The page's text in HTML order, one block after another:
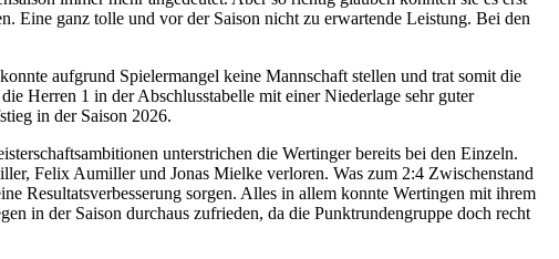
Eine ganz tolle und vor der Saison nicht zu erwartende Leistung. Bei den
aufgrund Spielermangel keine Mannschaft stellen und trat somit die
Herren 1 in der Abschlusstabelle mit einer Niederlage sehr guter
in der Saison 2026.
unterstrichen die Wertinger bereits bei den Einzeln.
Felix Aumiller und Jonas Mielke verloren. Was zum 2:4 Zwischenstand
Resultatsverbesserung sorgen. Alles in allem konnte Wertingen mit ihrem
in der Saison durchaus zufrieden, da die Punktrundengruppe doch recht